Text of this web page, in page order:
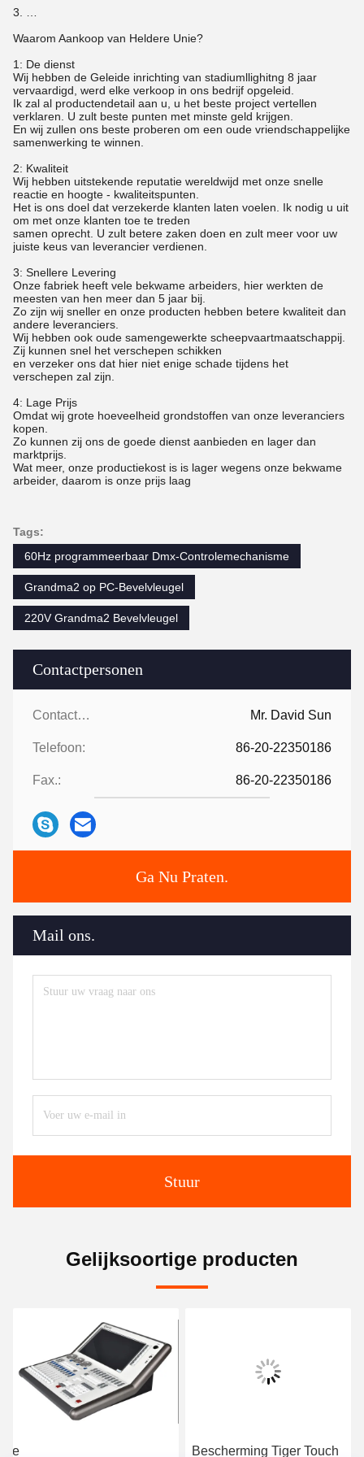
Contactpersonen
Contactpersonen: Mr. David Sun
Telefoon: 86-20-22350186
Fax.: 86-20-22350186
Ga Nu Praten.
Mail ons.
Stuur
3. …
Waarom Aankoop van Heldere Unie?
1: De dienst
Wij hebben de Geleide inrichting van stadiumllighitng 8 jaar
vervaardigd, werd elke verkoop in ons bedrijf opgeleid.
Ik zal al productendetail aan u, u het beste project vertellen
verklaren. U zult beste punten met minste geld krijgen.
En wij zullen ons beste proberen om een oude vriendschappelijke
samenwerking te winnen.
2: Kwaliteit
Wij hebben uitstekende reputatie wereldwijd met onze snelle
reactie en hoogte - kwaliteitspunten.
Het is ons doel dat verzekerde klanten laten voelen. Ik nodig u uit
om met onze klanten toe te treden
samen oprecht. U zult betere zaken doen en zult meer voor uw
juiste keus van leverancier verdienen.
3: Snellere Levering
Onze fabriek heeft vele bekwame arbeiders, hier werkten de
meesten van hen meer dan 5 jaar bij.
Zo zijn wij sneller en onze producten hebben betere kwaliteit dan
andere leveranciers.
Wij hebben ook oude samengewerkte scheepvaartmaatschappij.
Zij kunnen snel het verschepen schikken
en verzeker ons dat hier niet enige schade tijdens het
verschepen zal zijn.
4: Lage Prijs
Omdat wij grote hoeveelheid grondstoffen van onze leveranciers
kopen.
Zo kunnen zij ons de goede dienst aanbieden en lager dan
marktprijs.
Wat meer, onze productiekost is is lager wegens onze bekwame
arbeider, daarom is onze prijs laag
Tags:
60Hz programmeerbaar Dmx-Controlemechanisme
Grandma2 op PC-Bevelvleugel
220V Grandma2 Bevelvleugel
Gelijksoortige producten
De
Bescherming Tiger Touch